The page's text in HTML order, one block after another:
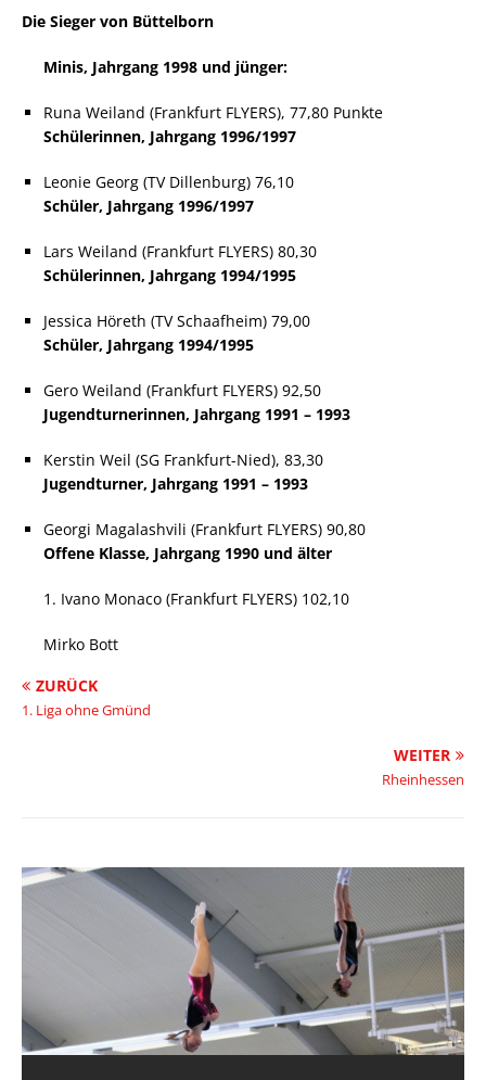
Die Sieger von Büttelborn
Minis, Jahrgang 1998 und jünger:
Runa Weiland (Frankfurt FLYERS), 77,80 Punkte
Schülerinnen, Jahrgang 1996/1997
Leonie Georg (TV Dillenburg) 76,10
Schüler, Jahrgang 1996/1997
Lars Weiland (Frankfurt FLYERS) 80,30
Schülerinnen, Jahrgang 1994/1995
Jessica Höreth (TV Schaafheim) 79,00
Schüler, Jahrgang 1994/1995
Gero Weiland (Frankfurt FLYERS) 92,50
Jugendturnerinnen, Jahrgang 1991 – 1993
Kerstin Weil (SG Frankfurt-Nied), 83,30
Jugendturner, Jahrgang 1991 – 1993
Georgi Magalashvili (Frankfurt FLYERS) 90,80
Offene Klasse, Jahrgang 1990 und älter
1. Ivano Monaco (Frankfurt FLYERS) 102,10
Mirko Bott
ZURÜCK
1. Liga ohne Gmünd
WEITER
Rheinhessen